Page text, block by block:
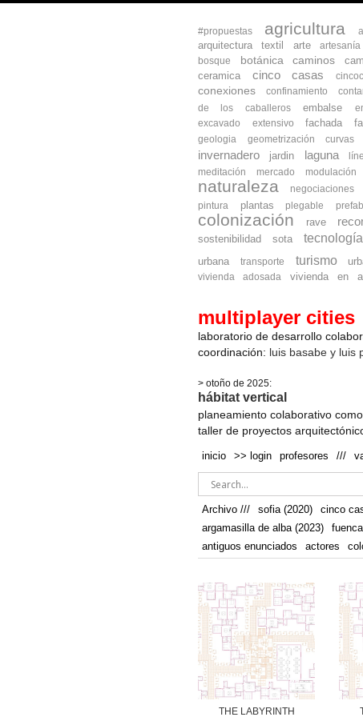
#propuestas agricultura
arquitectura textil arte artesanía
bosque botánica caminos
ceramica cinco casas
conexiones confinamiento
de los caballeros
embalse
excavado extensivo fachada
geologia geometrización
invernadero jardin laguna
meditación mercado modulación
naturaleza negociaciones
pintura plantas plegable
colonización
rave
sostenibilidad sota tecnología
urbana
transporte turismo
vivienda adosada vivienda en
multiplayer cities
laboratorio de desarrollo
coordinación: luis basabe y luis
> otoño de 2025:
hábitat vertical
planeamiento colaborativo
taller de proyectos
inicio >> login profesores ///
Archivo /// sofia (2020) cinco
argamasilla de alba (2023)
antiguos enunciados
actores
THE LABYRINTH